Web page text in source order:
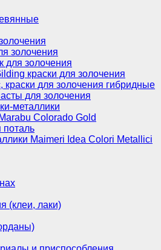
золочения
для золочения
краски для золочения
для золочения гибридные
для золочения
металлики
Colorado Gold
Maimeri Idea Colori Metallici
(клеи, лаки)